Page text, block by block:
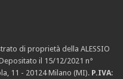
di proprietà della ALESSIO
il 15/12/2021 n°
11 - 20124 Milano (MI). P.IVA: